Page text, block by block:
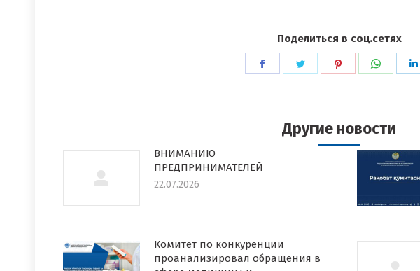
Поделиться в соц.сетях
ПоделитьсяПоделитьсяПоделиться
Другие новости
ВНИМАНИЮ
ПРЕДПРИНИМАТЕЛЕЙ
22.07.2026
Комитет по конкуренции
проанализировал обращения в